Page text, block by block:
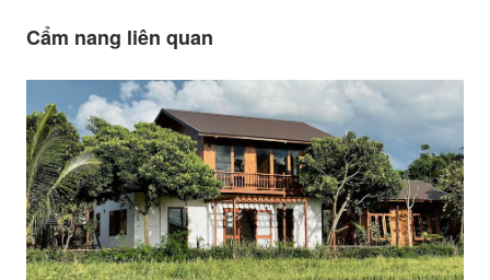
Cẩm nang liên quan